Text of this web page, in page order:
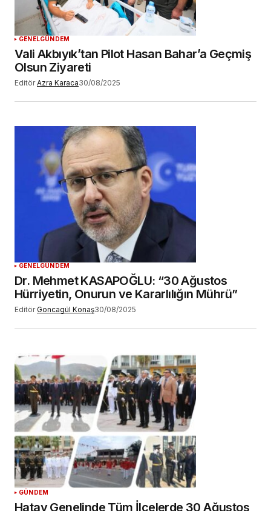
GENELGÜNDEM
Vali Akbıyık’tan Pilot Hasan Bahar’a Geçmiş
Olsun Ziyareti
Editör Azra Karaca30/08/2025
GENELGÜNDEM
Dr. Mehmet KASAPOĞLU: “30 Ağustos
Hürriyetin, Onurun ve Kararlılığın Mührü”
Editör Goncagül Konaş30/08/2025
GÜNDEM
Hatay Genelinde Tüm İlçelerde 30 Ağustos